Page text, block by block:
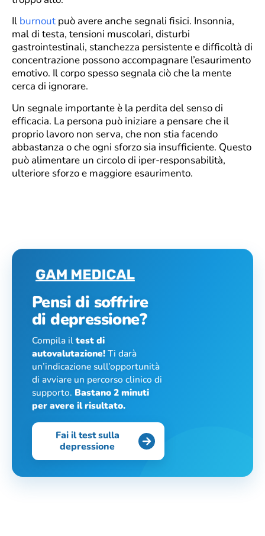
Il burnout può avere anche segnali fisici. Insonnia,
mal di testa, tensioni muscolari, disturbi
gastrointestinali, stanchezza persistente e difficoltà di
concentrazione possono accompagnare l’esaurimento
emotivo. Il corpo spesso segnala ciò che la mente
cerca di ignorare.
Un segnale importante è la perdita del senso di
efficacia. La persona può iniziare a pensare che il
proprio lavoro non serva, che non stia facendo
abbastanza o che ogni sforzo sia insufficiente. Questo
può alimentare un circolo di iper-responsabilità,
ulteriore sforzo e maggiore esaurimento.
Pensi di soffrire
di depressione?
Compila iltest di
autovalutazione!Ti darà
un’indicazione sull’opportunità
di avviare un percorso clinico di
supporto. Bastano 2 minuti
per avere il risultato.
Fai il test sulla
depressione